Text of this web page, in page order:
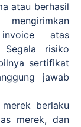
atau berhasil
atas
Segala risiko
sertifikat
jawab
berlaku
merek, dan